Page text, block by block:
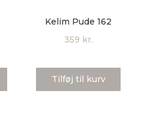
Kelim Pude 162
359 kr.
Tilføj til kurv